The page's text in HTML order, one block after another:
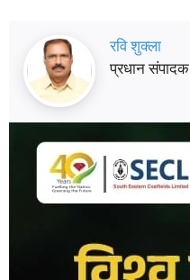
रवि शुक्ला
प्रधान संपादक